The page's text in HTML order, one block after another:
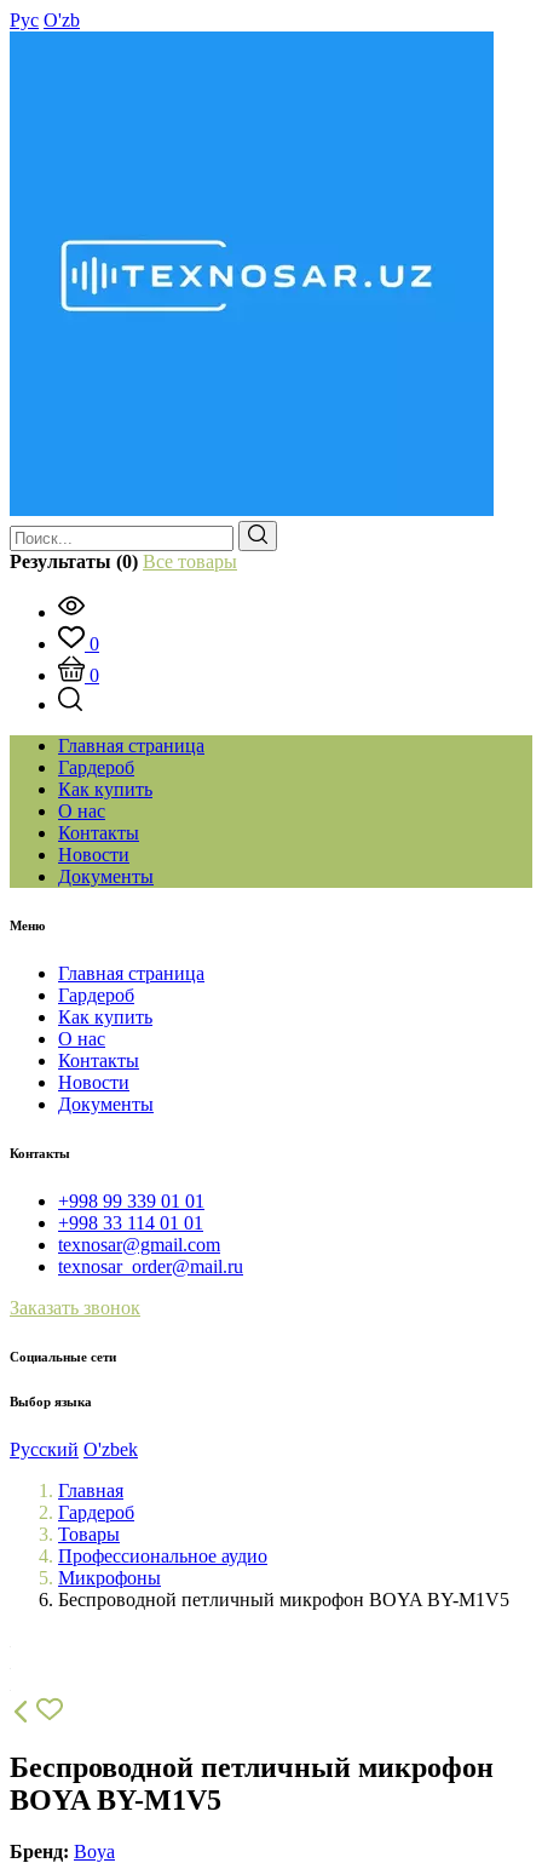
Рус O'zb
Результаты (0) Все товары
0
0
Главная страница
Гардероб
Как купить
О нас
Контакты
Новости
Документы
Меню
Главная страница
Гардероб
Как купить
О нас
Контакты
Новости
Документы
Контакты
+998 99 339 01 01
+998 33 114 01 01
texnosar@gmail.com
texnosar_order@mail.ru
Заказать звонок
Социальные сети
Выбор языка
Русский O'zbek
Главная
Гардероб
Товары
Профессиональное аудио
Микрофоны
Беспроводной петличный микрофон BOYA BY-M1V5
Беспроводной петличный микрофон
BOYA BY-M1V5
Бренд: Boya